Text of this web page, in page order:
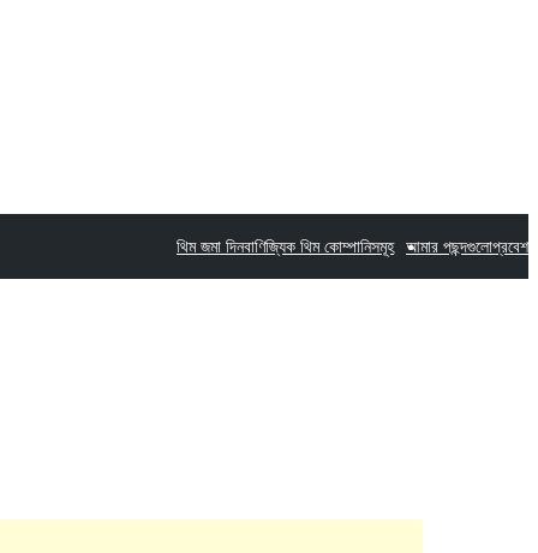
থিম জমা দিনবাণিজ্যিক থিম কোম্পানিসমূহ আমার পছন্দগুলোপ্রবেশ